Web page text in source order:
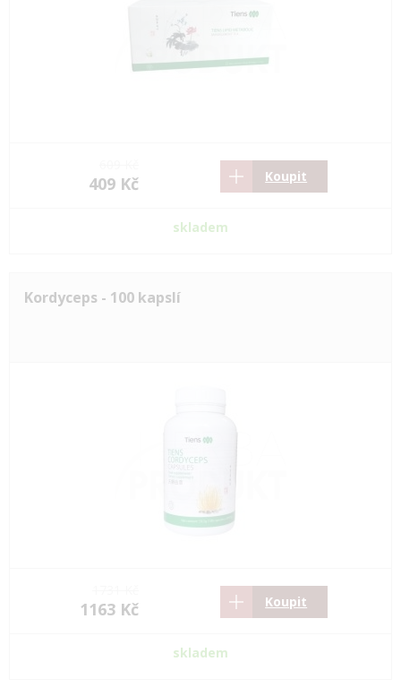
409 Kč Koupit
skladem
Kordyceps - 100 kapslí
1163 Kč Koupit
skladem